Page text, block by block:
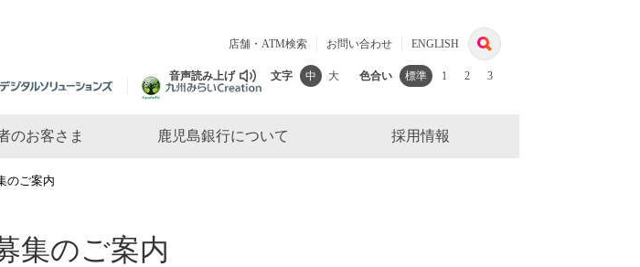
店舗・ATM検索
お問い合わせ ENGLISH
検
索
音声読み上げ
文字 中 大 色合い 標準 1 2 3
のお客さま 鹿児島銀行について 採用情報
のご案内
集のご案内